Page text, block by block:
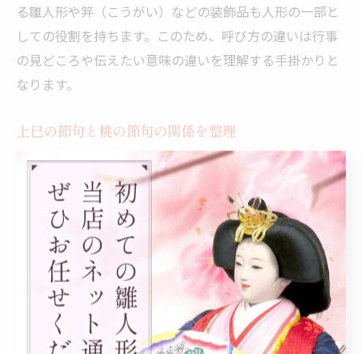
る雛人形や笄（こうがい）などの装飾品も人形の一部と
しての役割を持ちます。このため、呼び方の違いは行事
の見どころや伝えたい意味の違いを理解する手掛かりと
なります。
上巳の節句と桃の節句の関係を整理
桃の節句の起源は中国の「上巳の節句」にあります。上
巳の節句は3月3日に行われ、厄除けのために川に人形を
流す風習がありました。日本に伝わると、この風習が女
の子の健康祈願の行事として発展し、桃の節句と呼ばれ
るようになりました。
桃の花が咲く時期に合わせて行われるため、桃の節句と
名付けられ、桃の持つ魔除けの力が加わり厄除けの意味
が強調されました。上巳の節句という言葉は古くから使